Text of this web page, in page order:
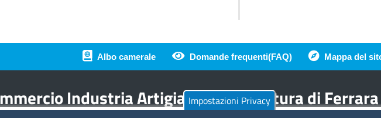
Piè di pagina
Albo camerale Domande frequenti(FAQ) Mappa del
Industria Artigianato Agricoltura di
Impostazioni Privacy